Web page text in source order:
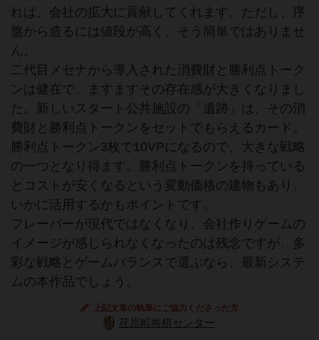
れば、会社の拡大に貢献してくれます。ただし、序
盤から造るには値段が高く、そう簡単ではありませ
ん。
二代目メセナから導入された消費財と勝利点トーク
ンは健在で、ますますその存在感が大きくなりまし
た。新しいスタート公共施設の「遺跡」は、その消
費財と勝利点トークンをセットでもらえるカード。
勝利点トークン3枚で10VPになるので、大きな戦略
の一つとなり得ます。勝利点トークンを持っている
とコストが安くなるという変動価格の建物もあり、
いかに活用するかもポイントです。
フレーバーが現代ではなくなり、会社作りゲームの
イメージが感じられなくなったのは残念ですが、多
彩な戦略とゲームバランスで選ぶなら、最新システ
ムの本作品でしょう。
上記文章の執筆にご協力くださった方
荏原町将棋センター